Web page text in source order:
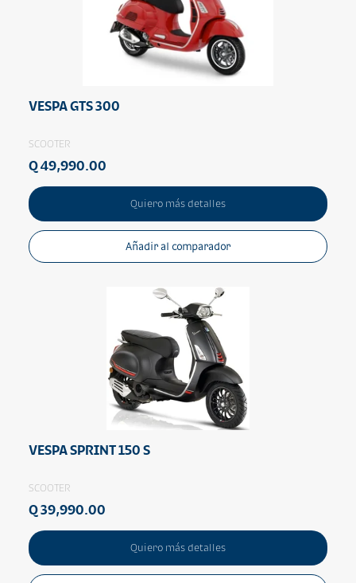
VESPA GTS 300
SCOOTER
Q 49,990.00
Quiero más detalles
Añadir al comparador
VESPA SPRINT 150 S
SCOOTER
Q 39,990.00
Quiero más detalles